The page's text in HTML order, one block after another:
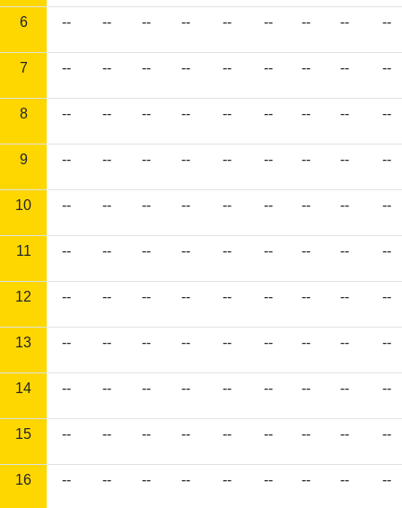
6 -- -- -- -- -- -- -- -- --
7 -- -- -- -- -- -- -- -- --
8 -- -- -- -- -- -- -- -- --
9 -- -- -- -- -- -- -- -- --
10 -- -- -- -- -- -- -- -- --
11 -- -- -- -- -- -- -- -- --
12 -- -- -- -- -- -- -- -- --
13 -- -- -- -- -- -- -- -- --
14 -- -- -- -- -- -- -- -- --
15 -- -- -- -- -- -- -- -- --
16 -- -- -- -- -- -- -- -- --